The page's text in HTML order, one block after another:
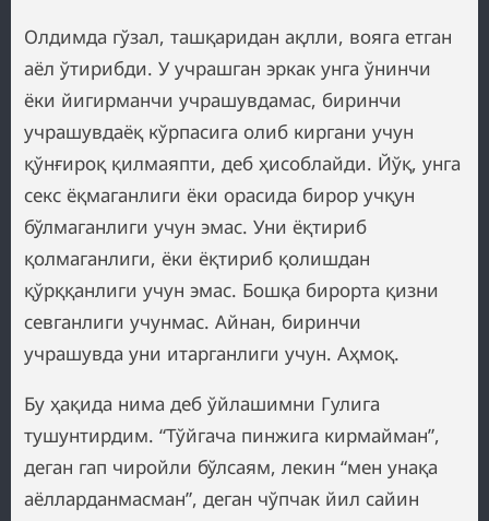
Олдимда гўзал, ташқаридан ақлли, вояга етган
аёл ўтирибди. У учрашган эркак унга ўнинчи
ёки йигирманчи учрашувдамас, биринчи
учрашувдаёқ кўрпасига олиб киргани учун
қўнғироқ қилмаяпти, деб ҳисоблайди. Йўқ, унга
секс ёқмаганлиги ёки орасида бирор учқун
бўлмаганлиги учун эмас. Уни ёқтириб
қолмаганлиги, ёки ёқтириб қолишдан
қўрққанлиги учун эмас. Бошқа бирорта қизни
севганлиги учунмас. Айнан, биринчи
учрашувда уни итарганлиги учун. Аҳмоқ.
Бу ҳақида нима деб ўйлашимни Гулига
тушунтирдим. “Тўйгача пинжига кирмайман”,
деган гап чиройли бўлсаям, лекин “мен унақа
аёлларданмасман”, деган чўпчак йил сайин